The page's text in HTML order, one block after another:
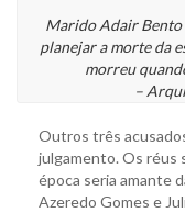
Marido Adair Bento
planejar a morte da
morreu
–
Outros três
julgamento. Os réus
época seria amante
Azeredo Gomes e